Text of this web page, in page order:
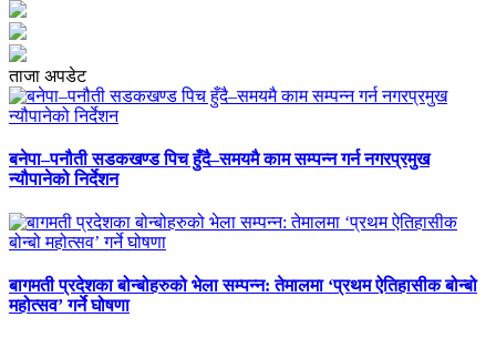
ताजा अपडेट
बनेपा–पनौती सडकखण्ड पिच हुँदै–समयमै काम सम्पन्न गर्न नगरप्रमुख
न्यौपानेको निर्देशन
बागमती प्रदेशका बोन्बोहरुको भेला सम्पन्न: तेमालमा ‘प्रथम ऐतिहासीक बोन्बो
महोत्सव’ गर्ने घोषणा